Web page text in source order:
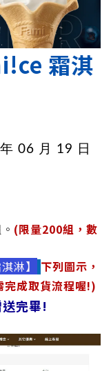
霜淇
06 月 19 日
(限量200組，數
淋】
下列圖示，
完成取貨流程喔!)
送完畢!